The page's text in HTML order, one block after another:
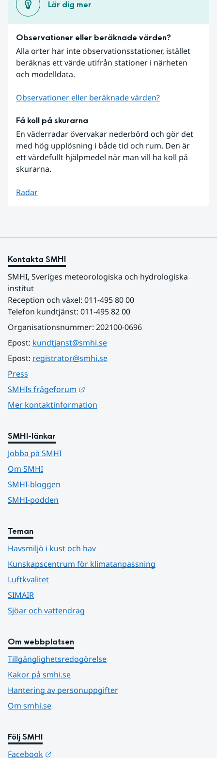
Lär dig mer
Observationer eller beräknade värden?
Alla orter har inte observationsstationer, istället
beräknas ett värde utifrån stationer i närheten
och modelldata.
Observationer eller beräknade värden?
Få koll på skurarna
En väderradar övervakar nederbörd och gör det
med hög upplösning i både tid och rum. Den är
ett värdefullt hjälpmedel när man vill ha koll på
skurarna.
Radar
Kontakta SMHI
SMHI, Sveriges meteorologiska och hydrologiska
institut
Reception och växel: 011-495 80 00
Telefon kundtjänst: 011-495 82 00
Organisationsnummer: 202100-0696
Epost: kundtjanst@smhi.se
Epost: registrator@smhi.se
Press
SMHIs frågeforum
Mer kontaktinformation
SMHI-länkar
Jobba på SMHI
Om SMHI
SMHI-bloggen
SMHI-podden
Teman
Havsmiljö i kust och hav
Kunskapscentrum för klimatanpassning
Luftkvalitet
SIMAIR
Sjöar och vattendrag
Om webbplatsen
Tillgänglighetsredogörelse
Kakor på smhi.se
Hantering av personuppgifter
Om smhi.se
Följ SMHI
Facebook